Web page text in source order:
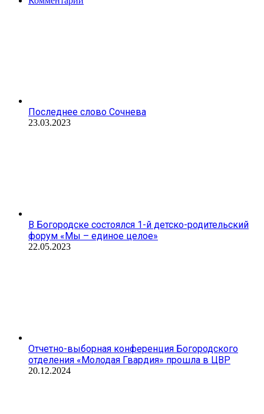
Последнее слово Сочнева
23.03.2023
В Богородске состоялся 1-й детско-родительский
форум «Мы – единое целое»
22.05.2023
Отчетно-выборная конференция Богородского
отделения «Молодая Гвардия» прошла в ЦВР
20.12.2024